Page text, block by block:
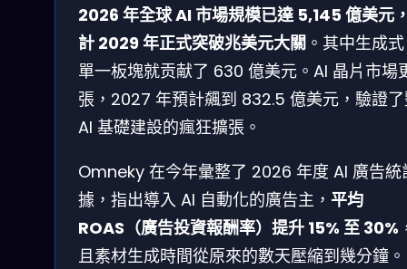
2026 年全球 AI 市場規模已達 5,145 億美元
計 2029 年正式突破兆美元大關 。其中生成
單一板塊就贡献了 630 億美元。AI 晶片市場
張，2027 年預計飆到 832.5 億美元，驗證
AI 基礎建設的瘋狂擴張。
Omneky 在今年彙整了 2026 年度 AI 廣告統
據，指出導入 AI 自動化的廣告主， 平均
ROAS（廣告投資報酬率）提升 15% 至 30%
且素材生成時間從原來的數天壓縮到幾分鐘。